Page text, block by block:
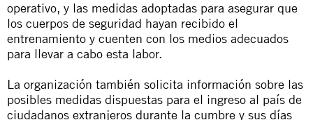
operativo, y las medidas adoptadas para asegurar que
los cuerpos de seguridad hayan recibido el
entrenamiento y cuenten con los medios adecuados
para llevar a cabo esta labor.
La organización también solicita información sobre las
posibles medidas dispuestas para el ingreso al país de
ciudadanos extranjeros durante la cumbre y sus días